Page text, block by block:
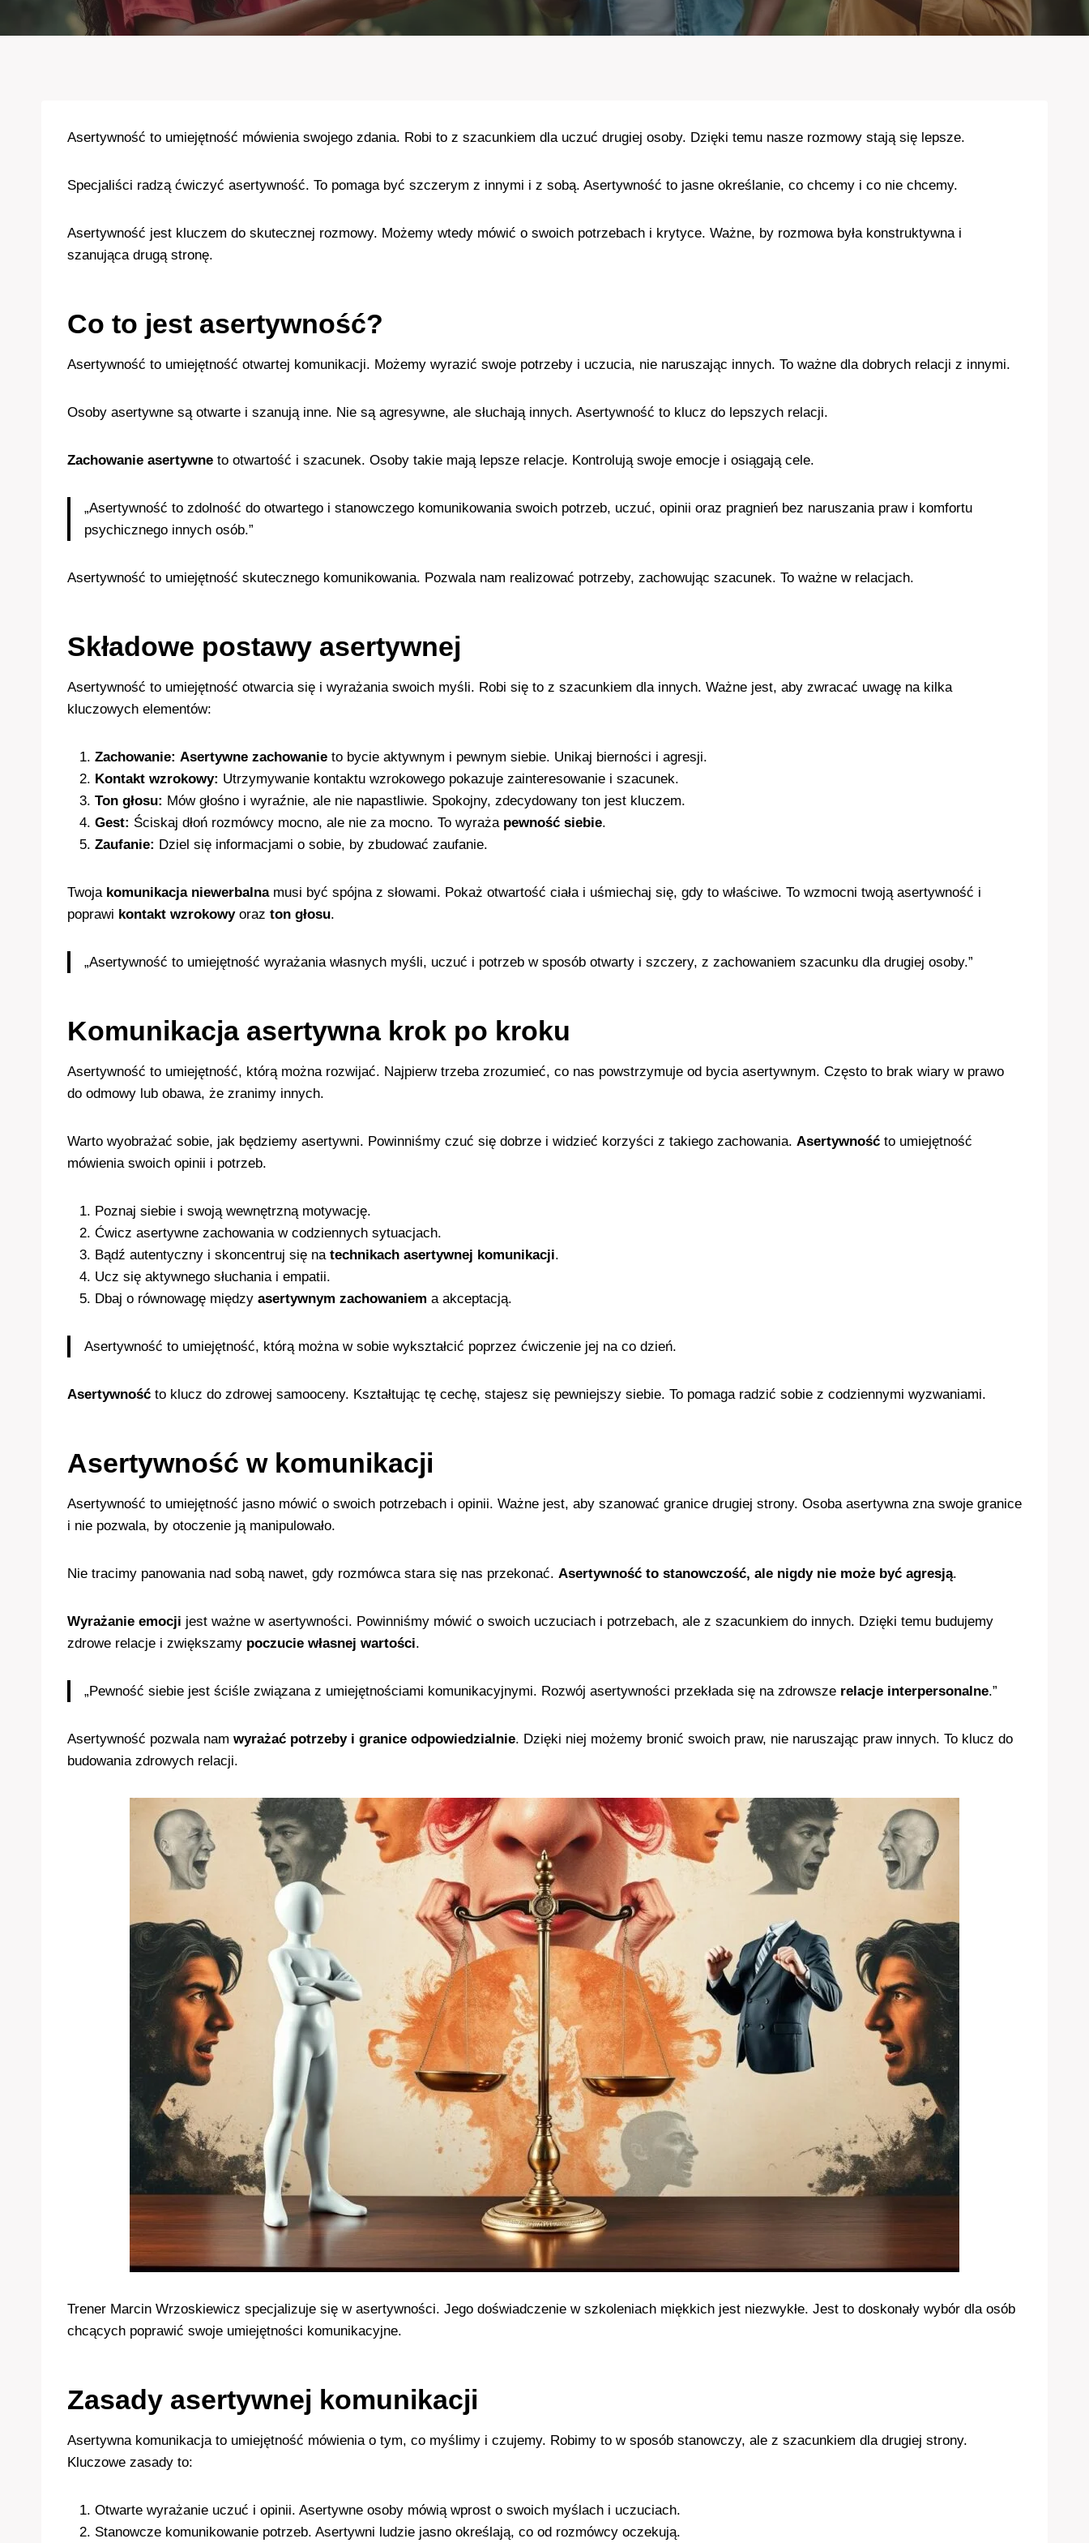
Asertywność to umiejętność mówienia swojego zdania. Robi to z szacunkiem dla uczuć drugiej osoby. Dzięki temu nasze rozmowy stają się lepsze.
Specjaliści radzą ćwiczyć asertywność. To pomaga być szczerym z innymi i z sobą. Asertywność to jasne określanie, co chcemy i co nie chcemy.
Asertywność jest kluczem do skutecznej rozmowy. Możemy wtedy mówić o swoich potrzebach i krytyce. Ważne, by rozmowa była konstruktywna i
szanująca drugą stronę.
Co to jest asertywność?
Asertywność to umiejętność otwartej komunikacji. Możemy wyrazić swoje potrzeby i uczucia, nie naruszając innych. To ważne dla dobrych relacji z innymi.
Osoby asertywne są otwarte i szanują inne. Nie są agresywne, ale słuchają innych. Asertywność to klucz do lepszych relacji.
Zachowanie asertywne to otwartość i szacunek. Osoby takie mają lepsze relacje. Kontrolują swoje emocje i osiągają cele.
„Asertywność to zdolność do otwartego i stanowczego komunikowania swoich potrzeb, uczuć, opinii oraz pragnień bez naruszania praw i komfortu
psychicznego innych osób.”
Asertywność to umiejętność skutecznego komunikowania. Pozwala nam realizować potrzeby, zachowując szacunek. To ważne w relacjach.
Składowe postawy asertywnej
Asertywność to umiejętność otwarcia się i wyrażania swoich myśli. Robi się to z szacunkiem dla innych. Ważne jest, aby zwracać uwagę na kilka
kluczowych elementów:
Zachowanie: Asertywne zachowanie to bycie aktywnym i pewnym siebie. Unikaj bierności i agresji.
Kontakt wzrokowy: Utrzymywanie kontaktu wzrokowego pokazuje zainteresowanie i szacunek.
Ton głosu: Mów głośno i wyraźnie, ale nie napastliwie. Spokojny, zdecydowany ton jest kluczem.
Gest: Ściskaj dłoń rozmówcy mocno, ale nie za mocno. To wyraża pewność siebie.
Zaufanie: Dziel się informacjami o sobie, by zbudować zaufanie.
Twoja komunikacja niewerbalnamusi być spójna z słowami. Pokaż otwartość ciała i uśmiechaj się, gdy to właściwe. To wzmocni twoją asertywność i
poprawi kontakt wzrokowyoraz ton głosu.
„Asertywność to umiejętność wyrażania własnych myśli, uczuć i potrzeb w sposób otwarty i szczery, z zachowaniem szacunku dla drugiej osoby.”
Komunikacja asertywna krok po kroku
Asertywność to umiejętność, którą można rozwijać. Najpierw trzeba zrozumieć, co nas powstrzymuje od bycia asertywnym. Często to brak wiary w prawo
do odmowy lub obawa, że zranimy innych.
Warto wyobrażać sobie, jak będziemy asertywni. Powinniśmy czuć się dobrze i widzieć korzyści z takiego zachowania. Asertywność to umiejętność
mówienia swoich opinii i potrzeb.
Poznaj siebie i swoją wewnętrzną motywację.
Ćwicz asertywne zachowania w codziennych sytuacjach.
Bądź autentyczny i skoncentruj się na technikach asertywnej komunikacji.
Ucz się aktywnego słuchania i empatii.
Dbaj o równowagę między asertywnym zachowaniem a akceptacją.
Asertywność to umiejętność, którą można w sobie wykształcić poprzez ćwiczenie jej na co dzień.
Asertywność to klucz do zdrowej samooceny. Kształtując tę cechę, stajesz się pewniejszy siebie. To pomaga radzić sobie z codziennymi wyzwaniami.
Asertywność w komunikacji
Asertywność to umiejętność jasno mówić o swoich potrzebach i opinii. Ważne jest, aby szanować granice drugiej strony. Osoba asertywna zna swoje granice
i nie pozwala, by otoczenie ją manipulowało.
Nie tracimy panowania nad sobą nawet, gdy rozmówca stara się nas przekonać. Asertywność to stanowczość, ale nigdy nie może być agresją.
Wyrażanie emocji jest ważne w asertywności. Powinniśmy mówić o swoich uczuciach i potrzebach, ale z szacunkiem do innych. Dzięki temu budujemy
zdrowe relacje i zwiększamy poczucie własnej wartości.
„Pewność siebie jest ściśle związana z umiejętnościami komunikacyjnymi. Rozwój asertywności przekłada się na zdrowsze relacje interpersonalne.”
Asertywność pozwala nam wyrażać potrzeby i granice odpowiedzialnie. Dzięki niej możemy bronić swoich praw, nie naruszając praw innych. To klucz do
budowania zdrowych relacji.
Trener Marcin Wrzoskiewicz specjalizuje się w asertywności. Jego doświadczenie w szkoleniach miękkich jest niezwykłe. Jest to doskonały wybór dla osób
chcących poprawić swoje umiejętności komunikacyjne.
Zasady asertywnej komunikacji
Asertywna komunikacja to umiejętność mówienia o tym, co myślimy i czujemy. Robimy to w sposób stanowczy, ale z szacunkiem dla drugiej strony.
Kluczowe zasady to:
Otwarte wyrażanie uczuć i opinii. Asertywne osoby mówią wprost o swoich myślach i uczuciach.
Stanowcze komunikowanie potrzeb. Asertywni ludzie jasno określają, co od rozmówcy oczekują.